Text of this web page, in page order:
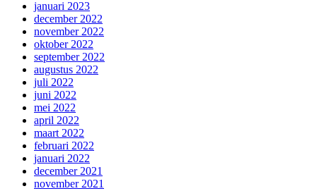
januari 2023
december 2022
november 2022
oktober 2022
september 2022
augustus 2022
juli 2022
juni 2022
mei 2022
april 2022
maart 2022
februari 2022
januari 2022
december 2021
november 2021